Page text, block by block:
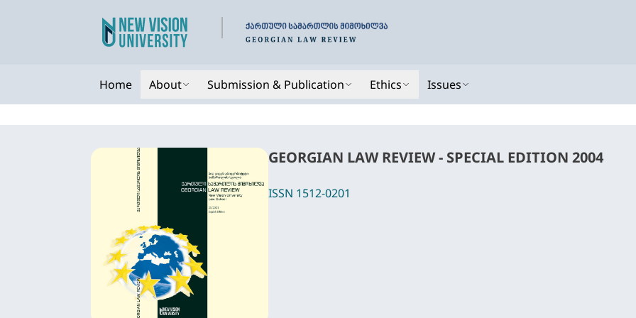
Home About Submission & Publication Ethics Issues
GEORGIAN LAW REVIEW - SPECIAL EDITION 2004
ISSN 1512-0201